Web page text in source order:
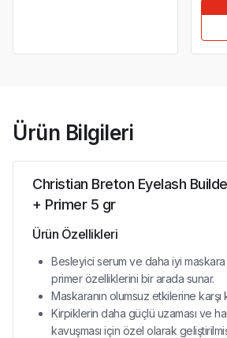
Ürün Bilgileri
Christian Breton Eyelash
+ Primer 5 gr
Ürün Özellikleri
Besleyici serum ve daha iyi
primer özelliklerini bir arada sunar.
Maskaranın olumsuz etkilerine karşı
Kirpiklerin daha güçlü uzaması ve
kavuşması için özel olarak